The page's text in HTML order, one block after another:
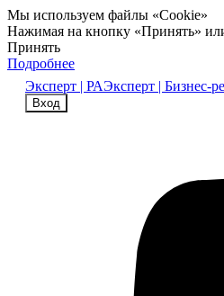
Мы используем файлы «Cookie»
Нажимая на кнопку «Принять»
Принять
Подробнее
Эксперт | РАЭксперт | Бизнес-
Вход